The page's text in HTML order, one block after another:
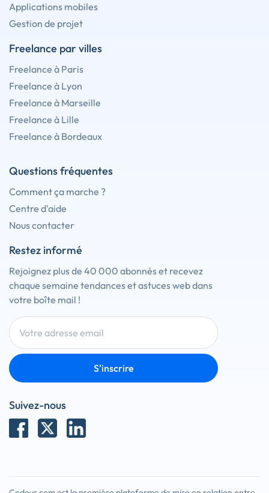
Applications mobiles
Gestion de projet
Freelance par villes
Freelance à Paris
Freelance à Lyon
Freelance à Marseille
Freelance à Lille
Freelance à Bordeaux
Questions fréquentes
Comment ça marche ?
Centre d'aide
Nous contacter
Restez informé
Rejoignez plus de 40 000 abonnés et recevez
chaque semaine tendances et astuces web dans
votre boîte mail !
S'inscrire
Suivez-nous